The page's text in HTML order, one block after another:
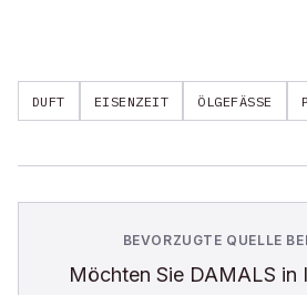
DUFT EISENZEIT ÖLGEFÄSSE
BEVORZUGTE QUELLE
Möchten Sie DAMALS in